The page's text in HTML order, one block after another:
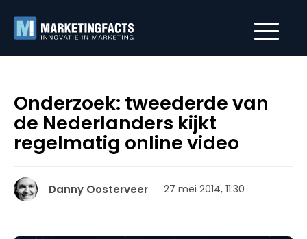
Onderzoek: tweederde van
de Nederlanders kijkt
regelmatig online video
Danny Oosterveer 27 mei 2014, 11:30